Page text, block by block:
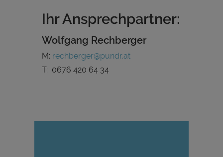
Ihr Ansprechpartner:
Wolfgang Rechberger
M: rechberger@pundr.at
T: 0676 420 64 34